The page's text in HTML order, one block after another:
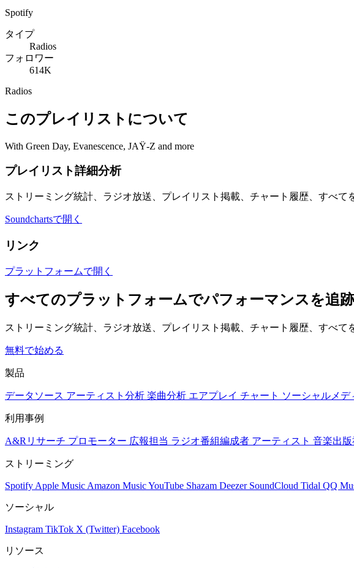
Spotify
タイプ
Radios
フォロワー
614K
Radios
このプレイリストについて
With Green Day, Evanescence, JAŸ-Z and more
プレイリスト詳細分析
ストリーミング統計、ラジオ放送、プレイリスト掲載、チャート履歴、すべて
Soundchartsで開く
リンク
プラットフォームで開く
すべてのプラットフォームでパフォーマンスを追跡
ストリーミング統計、ラジオ放送、プレイリスト掲載、チャート履歴、すべて
無料で始める
製品
データソース アーティスト分析 楽曲分析 エアプレイ チャート ソーシャルメデ
利用事例
A&Rリサーチ プロモーター 広報担当 ラジオ番組編成者 アーティスト 音楽出版
ストリーミング
Spotify Apple Music Amazon MusicYouTube Shazam Deezer SoundCloud Tidal QQ
ソーシャル
Instagram TikTok X (Twitter) Facebook
リソース